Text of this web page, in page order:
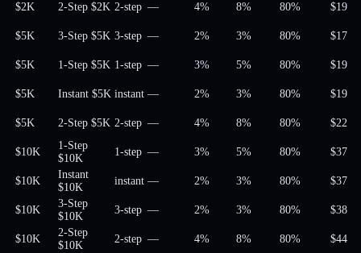
$2K 2-Step $2K 2-step — 4% 8% 80% $19
$5K 3-Step $5K 3-step — 2% 3% 80% $17
$5K 1-Step $5K 1-step — 3% 5% 80% $19
$5K Instant $5K instant — 2% 3% 80% $19
$5K 2-Step $5K 2-step — 4% 8% 80% $22
$10K
1-Step
$10K
1-step — 3% 5% 80% $37
$10K
Instant
$10K
instant — 2% 3% 80% $37
$10K
3-Step
$10K
3-step — 2% 3% 80% $38
$10K
2-Step
$10K
2-step — 4% 8% 80% $44